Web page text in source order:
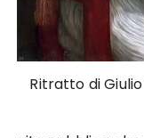
Ritratto di